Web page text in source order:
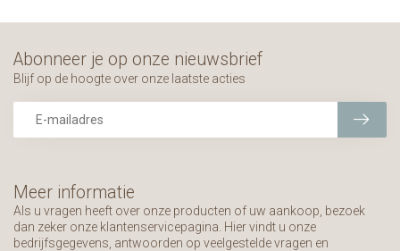
Meer informatie
Als u vragen heeft over onze producten of uw aankoop, bezoek
dan zeker onze klantenservicepagina. Hier vindt u onze
bedrijfsgegevens, antwoorden op veelgestelde vragen en
Abonneer je op onze nieuwsbrief
Blijf op de hoogte over onze laatste acties